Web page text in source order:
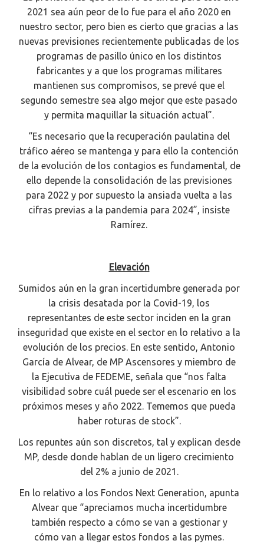
2021 sea aún peor de lo fue para el año 2020 en
nuestro sector, pero bien es cierto que gracias a las
nuevas previsiones recientemente publicadas de los
programas de pasillo único en los distintos
fabricantes y a que los programas militares
mantienen sus compromisos, se prevé que el
segundo semestre sea algo mejor que este pasado
y permita maquillar la situación actual”.
“Es necesario que la recuperación paulatina del
tráfico aéreo se mantenga y para ello la contención
de la evolución de los contagios es fundamental, de
ello depende la consolidación de las previsiones
para 2022 y por supuesto la ansiada vuelta a las
cifras previas a la pandemia para 2024”, insiste
Ramírez.
Elevación
Sumidos aún en la gran incertidumbre generada por
la crisis desatada por la Covid-19, los
representantes de este sector inciden en la gran
inseguridad que existe en el sector en lo relativo a la
evolución de los precios. En este sentido, Antonio
García de Alvear, de MP Ascensores y miembro de
la Ejecutiva de FEDEME, señala que “nos falta
visibilidad sobre cuál puede ser el escenario en los
próximos meses y año 2022. Tememos que pueda
haber roturas de stock”.
Los repuntes aún son discretos, tal y explican desde
MP, desde donde hablan de un ligero crecimiento
del 2% a junio de 2021.
En lo relativo a los Fondos Next Generation, apunta
Alvear que “apreciamos mucha incertidumbre
también respecto a cómo se van a gestionar y
cómo van a llegar estos fondos a las pymes.